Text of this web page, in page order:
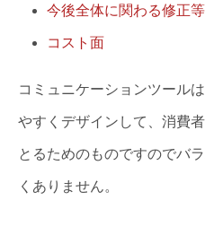
今後全体に関わる修正
コスト面
コミュニケーションツール
やすくデザインして、消費
とるためのものですのでバ
くありません。